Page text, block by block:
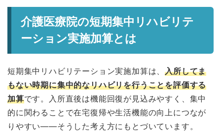
介護医療院の短期集中リハビリテ
ーション実施加算とは
短期集中リハビリテーション実施加算は、入所してま
もない時期に集中的なリハビリを行うことを評価する
加算です。入所直後は機能回復が見込みやすく、集中
的に関わることで在宅復帰や生活機能の向上につなが
りやすい——そうした考え方にもとづいています。